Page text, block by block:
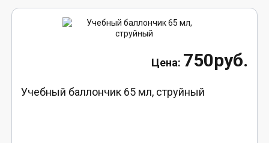
750руб.
Учебный баллончик 65 мл, струйный